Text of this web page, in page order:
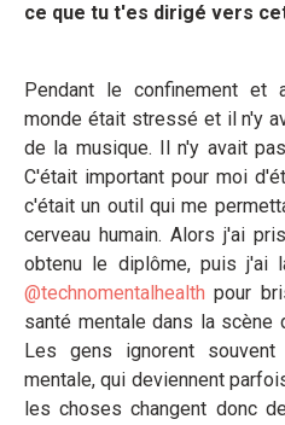
ce que tu t'es dirigé vers
Pendant le confinement et
monde était stressé et il n'y
de la musique. Il n'y avait
C'était important pour moi
c'était un outil qui me
cerveau humain. Alors j'ai
obtenu le diplôme, puis j'ai
@technomentalhealth pour
santé mentale dans la scène
Les gens ignorent
mentale, qui deviennent
les choses changent donc